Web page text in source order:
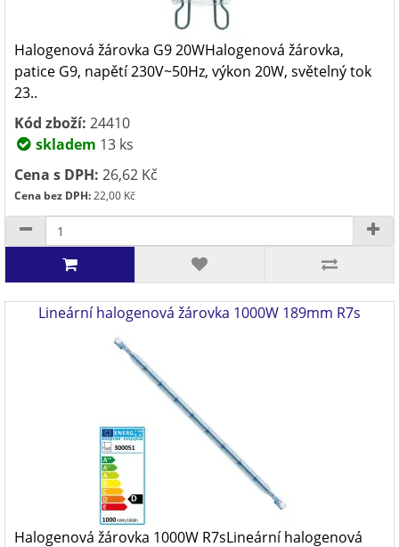
Halogenová žárovka G9 20WHalogenová žárovka,
patice G9, napětí 230V~50Hz, výkon 20W, světelný tok
23..
Kód zboží: 24410
skladem 13 ks
Cena s DPH: 26,62 Kč
Cena bez DPH:22,00 Kč
Lineární halogenová žárovka 1000W 189mm R7s
Halogenová žárovka 1000W R7sLineární halogenová